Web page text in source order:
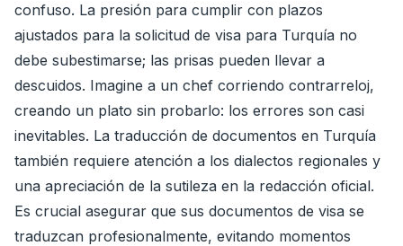
confuso. La presión para cumplir con plazos
ajustados para la solicitud de visa para Turquía no
debe subestimarse; las prisas pueden llevar a
descuidos. Imagine a un chef corriendo contrarreloj,
creando un plato sin probarlo: los errores son casi
inevitables. La traducción de documentos en Turquía
también requiere atención a los dialectos regionales y
una apreciación de la sutileza en la redacción oficial.
Es crucial asegurar que sus documentos de visa se
traduzcan profesionalmente, evitando momentos